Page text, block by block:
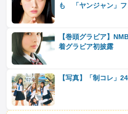
も 「ヤンジャン」フ
【巻頭グラビア】
着グラビア初披露
【写真】「制コレ」